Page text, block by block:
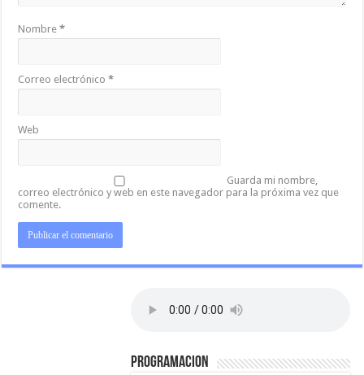
Nombre*
Correo electrónico*
Web
Guarda mi nombre,
correo electrónico y web en este navegador para la próxima vez que
comente.
PROGRAMACION